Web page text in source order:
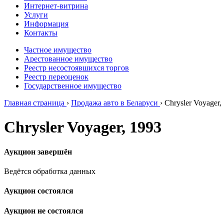
Интернет-витрина
Услуги
Информация
Контакты
Частное имущество
Арестованное имущество
Реестр несостоявшихся торгов
Реестр переоценок
Государственное имущество
Главная страница › Продажа авто в Беларуси › Chrysler Voyager,
Chrysler Voyager, 1993
Аукцион завершён
Ведётся обработка данных
Аукцион состоялся
Аукцион не состоялся